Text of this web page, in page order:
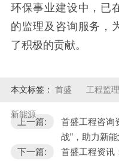
环保事业建设中，已
的监理及咨询服务，
了积极的贡献。
本文标签： 首盛 工程监理
新能源
上一篇:
首盛工程咨询
战”，助力新
下一篇:
首盛工程资讯